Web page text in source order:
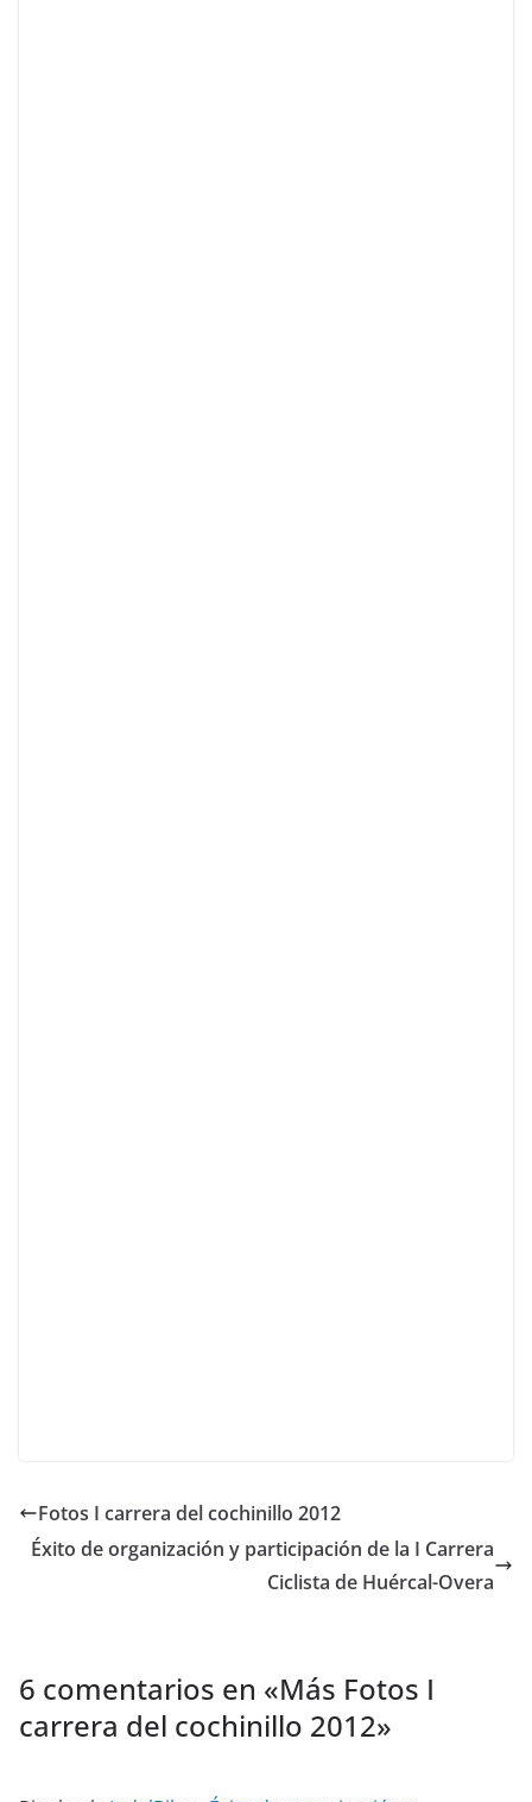
Fotos I carrera del cochinillo 2012
Éxito de organización y participación de la I Carrera
Ciclista de Huércal-Overa
6 comentarios en «Más Fotos I
carrera del cochinillo 2012»